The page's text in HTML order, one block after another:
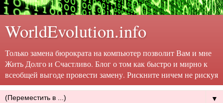
WorldEvolution.info
Только замена бюрократа на компьютер позволит Вам и мне
Жить Долго и Счастливо. Блог о том как быстро и мирно к
всеобщей выгоде провести замену. Рискните ничем не рискуя
▼